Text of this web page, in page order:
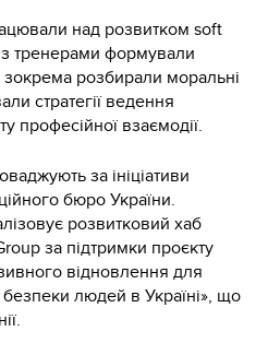
над розвитком soft
тренерами формували
розбирали моральні
стратегії ведення
професійної взаємодії.
за ініціативи
бюро України.
розвитковий хаб
за підтримки проєкту
відновлення для
безпеки людей в Україні», що